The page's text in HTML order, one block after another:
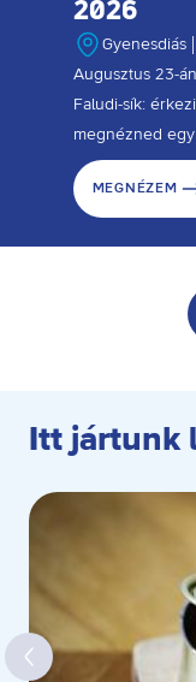
2026
Gyenesdiás
Augusztus 23-
Faludi-sík:
megnézned
MEGNÉZEM
Itt jártunk